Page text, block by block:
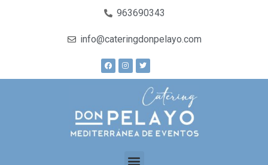
963690343
info@cateringdonpelayo.com